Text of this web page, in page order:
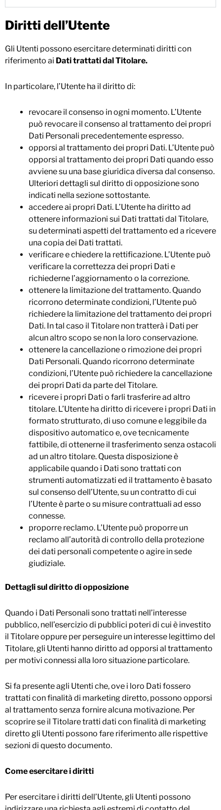
Diritti dell’Utente
Gli Utenti possono esercitare determinati diritti con
riferimento ai Dati trattati dal Titolare.
In particolare, l’Utente ha il diritto di:
revocare il consenso in ogni momento. L’Utente
può revocare il consenso al trattamento dei propri
Dati Personali precedentemente espresso.
opporsi al trattamento dei propri Dati. L’Utente può
opporsi al trattamento dei propri Dati quando esso
avviene su una base giuridica diversa dal consenso.
Ulteriori dettagli sul diritto di opposizione sono
indicati nella sezione sottostante.
accedere ai propri Dati. L’Utente ha diritto ad
ottenere informazioni sui Dati trattati dal Titolare,
su determinati aspetti del trattamento ed a ricevere
una copia dei Dati trattati.
verificare e chiedere la rettificazione. L’Utente può
verificare la correttezza dei propri Dati e
richiederne l’aggiornamento o la correzione.
ottenere la limitazione del trattamento. Quando
ricorrono determinate condizioni, l’Utente può
richiedere la limitazione del trattamento dei propri
Dati. In tal caso il Titolare non tratterà i Dati per
alcun altro scopo se non la loro conservazione.
ottenere la cancellazione o rimozione dei propri
Dati Personali. Quando ricorrono determinate
condizioni, l’Utente può richiedere la cancellazione
dei propri Dati da parte del Titolare.
ricevere i propri Dati o farli trasferire ad altro
titolare. L’Utente ha diritto di ricevere i propri Dati in
formato strutturato, di uso comune e leggibile da
dispositivo automatico e, ove tecnicamente
fattibile, di ottenerne il trasferimento senza ostacoli
ad un altro titolare. Questa disposizione è
applicabile quando i Dati sono trattati con
strumenti automatizzati ed il trattamento è basato
sul consenso dell’Utente, su un contratto di cui
l’Utente è parte o su misure contrattuali ad esso
connesse.
proporre reclamo. L’Utente può proporre un
reclamo all’autorità di controllo della protezione
dei dati personali competente o agire in sede
giudiziale.
Dettagli sul diritto di opposizione
Quando i Dati Personali sono trattati nell’interesse
pubblico, nell’esercizio di pubblici poteri di cui è investito
il Titolare oppure per perseguire un interesse legittimo del
Titolare, gli Utenti hanno diritto ad opporsi al trattamento
per motivi connessi alla loro situazione particolare.
Si fa presente agli Utenti che, ove i loro Dati fossero
trattati con finalità di marketing diretto, possono opporsi
al trattamento senza fornire alcuna motivazione. Per
scoprire se il Titolare tratti dati con finalità di marketing
diretto gli Utenti possono fare riferimento alle rispettive
sezioni di questo documento.
Come esercitare i diritti
Per esercitare i diritti dell’Utente, gli Utenti possono